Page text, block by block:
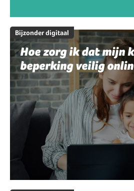
Bijzonder digitaal
Hoe zorg ik dat mijn
beperking veilig